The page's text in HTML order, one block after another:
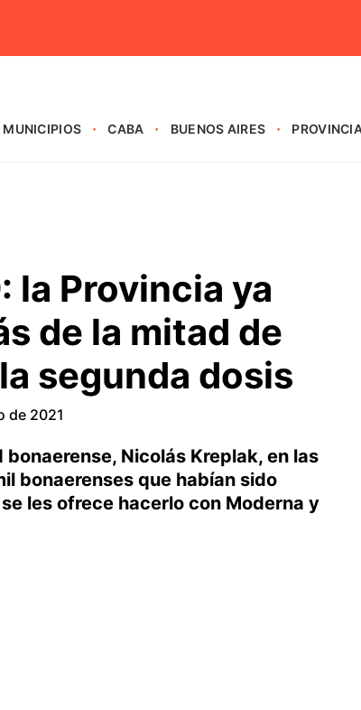
MUNICIPIOS CABA BUENOS AIRES
la Provincia ya
de la mitad de
segunda dosis
de 2021
Nicolás Kreplak, en las
bonaerenses que habían sido
les ofrece hacerlo con Moderna y